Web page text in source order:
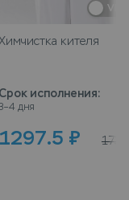
VIP
кителя
Срок исполнения:
дня
1297.5 ₽ 1730